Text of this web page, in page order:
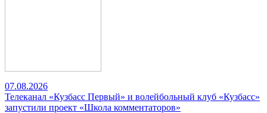
07.08.2026
Телеканал «Кузбасс Первый» и волейбольный клуб «Кузбасс»
запустили проект «Школа комментаторов»